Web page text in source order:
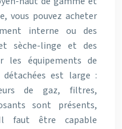
vous pouvez acheter
interne ou des
sèche-linge et des
les équipements de
est large :
de gaz, filtres,
sont présents,
faut être capable